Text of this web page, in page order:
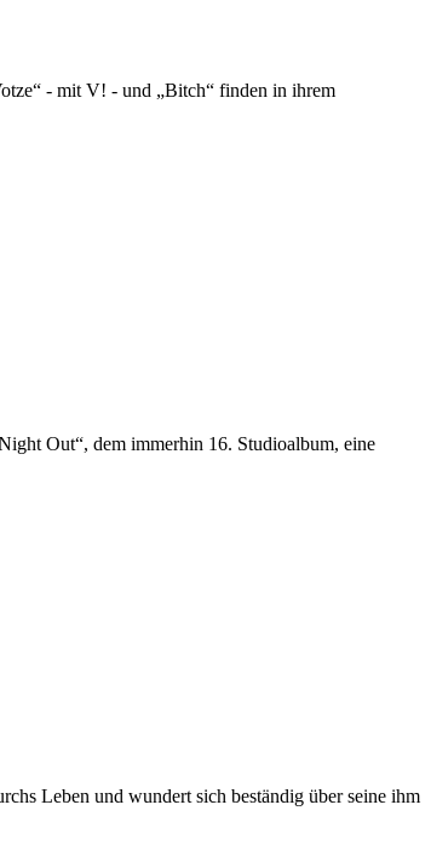
- mit V! - und „Bitch“ finden in ihrem
Out“, dem immerhin 16. Studioalbum, eine
Leben und wundert sich beständig über seine ihm